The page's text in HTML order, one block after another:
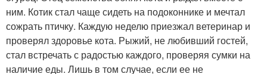
ним. Котик стал чаще сидеть на подоконнике и мечтал
сожрать птичку. Каждую неделю приезжал ветеринар и
проверял здоровье кота. Рыжий, не любивший гостей,
стал встречать с радостью каждого, проверяя сумки на
наличие еды. Лишь в том случае, если ее не